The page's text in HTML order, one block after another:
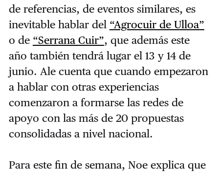
de referencias, de eventos similares, es
inevitable hablar del “Agrocuir de Ulloa”
o de “Serrana Cuir”, que además este
año también tendrá lugar el 13 y 14 de
junio. Ale cuenta que cuando empezaron
a hablar con otras experiencias
comenzaron a formarse las redes de
apoyo con las más de 20 propuestas
consolidadas a nivel nacional.
Para este fin de semana, Noe explica que